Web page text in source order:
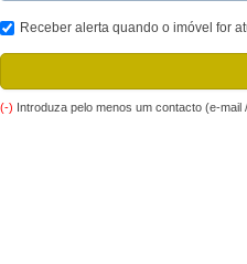
Receber alerta quando o imóvel for
(-) Introduza pelo menos um contacto (e-mail